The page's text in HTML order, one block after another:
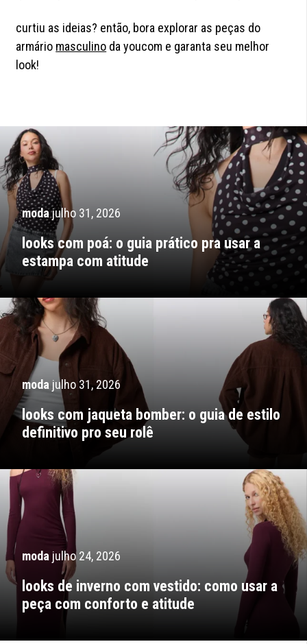
curtiu as ideias? então, bora explorar as peças do
armário masculino da youcom e garanta seu melhor
look!
modajulho 31, 2026
looks com poá: o guia prático pra usar a
estampa com atitude
moda julho 31, 2026
looks com jaqueta bomber: o guia de estilo
definitivo pro seu rolê
moda julho 24, 2026
looks de inverno com vestido: como usar a
peça com conforto e atitude